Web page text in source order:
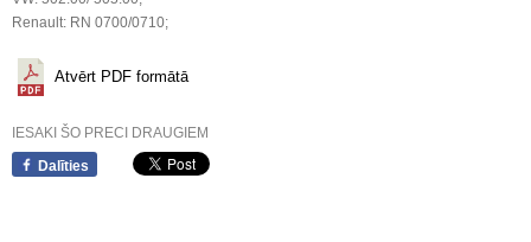
Renault: RN 0700/0710;
Atvērt PDF formātā
IESAKI ŠO PRECI DRAUGIEM
Dalīties